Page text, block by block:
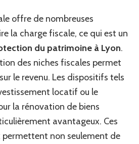
offre de nombreuses
la charge fiscale, ce qui est un
du patrimoine à Lyon.
des niches fiscales permet
le revenu. Les dispositifs tels
locatif ou le
la rénovation de biens
avantageux. Ces
non seulement de